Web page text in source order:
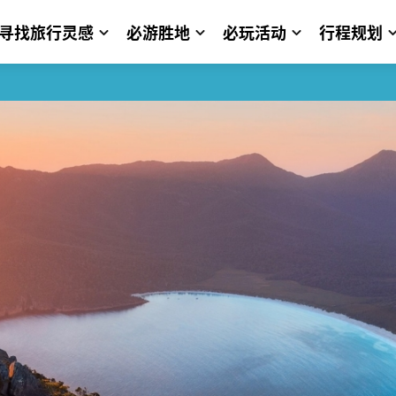
找旅行灵感 必游胜地 必玩活动 行程规划